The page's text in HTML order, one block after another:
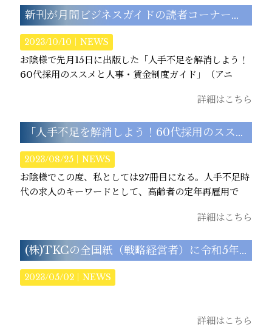
新刊が月間ビジネスガイドの読者コーナーで紹介されました
2023/10/10｜NEWS
お陰様で先月15日に出版した「人手不足を解消しよう！
60代採用のススメと人事・賃金制度ガイド」（アニ
詳細はこちら
「人手不足を解消しよう！60代採用のススメと人事・賃金制度ガイド」（アニモ出版）出版となりました。
2023/08/25｜NEWS
お陰様でこの度、私としては27冊目になる。人手不足時
代の求人のキーワードとして、高齢者の定年再雇用で
詳細はこちら
(株)TKCの全国紙（戦略経営者）に令和5年4月新刊が紹介されました。
2023/05/02｜NEWS
詳細はこちら